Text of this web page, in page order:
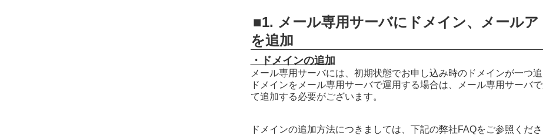
■1. メール専用サーバにドメイン、メールア
を追加
・ドメインの追加
メール専用サーバには、初期状態でお申し込み時のドメインが一つ
ドメインをメール専用サーバで運用する場合は、メール専用サーバ
て追加する必要がございます。
ドメインの追加方法につきましては、下記の弊社FAQをご参照くださ